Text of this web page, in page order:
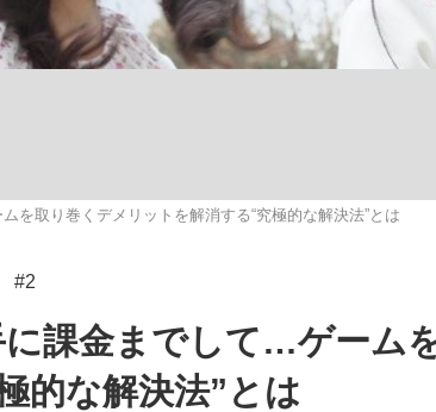
本代表監督に... 「最悪の空気のまま解散
取り巻くデメリットを解消する“究極的な解決法”とは
#2
課金までして…ゲーム
的な解決法”とは